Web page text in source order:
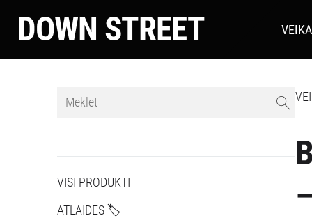
DOWN STREET
VISI PRODUKTI
ATLAIDES 🏷️